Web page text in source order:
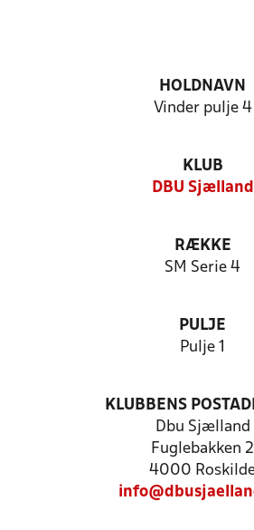
HOLDNAVN
Vinder pulje 4
KLUB
DBU Sjælland
RÆKKE
SM Serie 4
PULJE
Pulje 1
KLUBBENS
Dbu Sjælland
Fuglebakken 2
4000